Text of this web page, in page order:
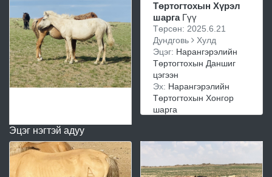
Төртогтохын Хүрэл
шаргаГүү
Төрсөн: 2025.6.21
Дундговь
Хулд
Эцэг: Нарангэрэлийн
Төртогтохын Даншиг
цэгээн
Эх: Нарангэрэлийн
Төртогтохын Хонгор
шарга
Эцэг нэгтэй адуу